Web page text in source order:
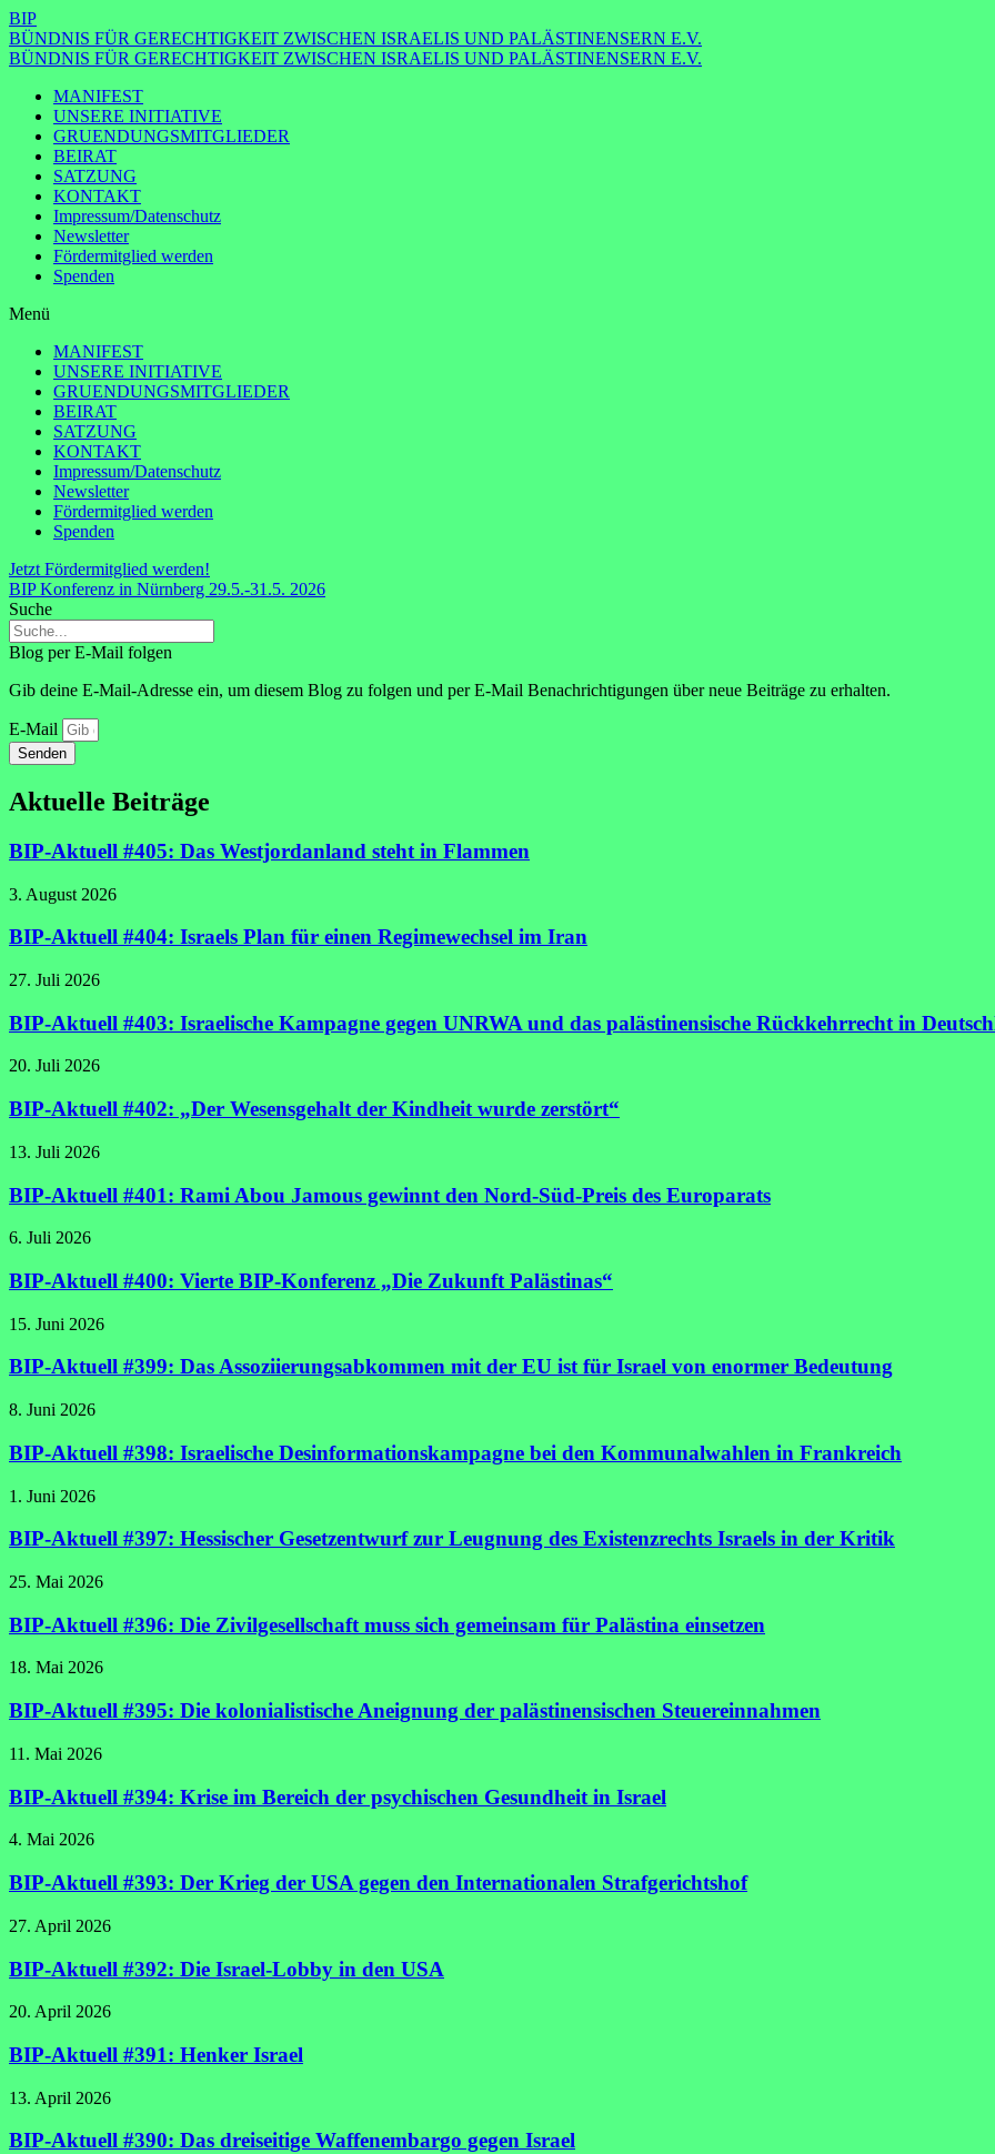
BIP
BÜNDNIS FÜR GERECHTIGKEIT ZWISCHEN ISRAELIS UND PALÄSTINENSERN E.V.
BÜNDNIS FÜR GERECHTIGKEIT ZWISCHEN ISRAELIS UND PALÄSTINENSERN E.V.
MANIFEST
UNSERE INITIATIVE
GRUENDUNGSMITGLIEDER
BEIRAT
SATZUNG
KONTAKT
Impressum/Datenschutz
Newsletter
Fördermitglied werden
Spenden
Menü
MANIFEST
UNSERE INITIATIVE
GRUENDUNGSMITGLIEDER
BEIRAT
SATZUNG
KONTAKT
Impressum/Datenschutz
Newsletter
Fördermitglied werden
Spenden
Jetzt Fördermitglied werden!
BIP Konferenz in Nürnberg 29.5.-31.5. 2026
Suche
Blog per E-Mail folgen
Gib deine E-Mail-Adresse ein, um diesem Blog zu folgen und per E-Mail Benachrichtigungen über neue Beiträge zu erhalten.
E-Mail
Senden
Aktuelle Beiträge
BIP-Aktuell #405: Das Westjordanland steht in Flammen
3. August 2026
BIP-Aktuell #404: Israels Plan für einen Regimewechsel im Iran
27. Juli 2026
BIP-Aktuell #403: Israelische Kampagne gegen UNRWA und das palästinensische Rückkehrrecht in
20. Juli 2026
BIP-Aktuell #402: „Der Wesensgehalt der Kindheit wurde zerstört“
13. Juli 2026
BIP-Aktuell #401: Rami Abou Jamous gewinnt den Nord-Süd-Preis des Europarats
6. Juli 2026
BIP-Aktuell #400: Vierte BIP-Konferenz „Die Zukunft Palästinas“
15. Juni 2026
BIP-Aktuell #399: Das Assoziierungsabkommen mit der EU ist für Israel von enormer Bedeutung
8. Juni 2026
BIP-Aktuell #398: Israelische Desinformationskampagne bei den Kommunalwahlen in Frankreich
1. Juni 2026
BIP-Aktuell #397: Hessischer Gesetzentwurf zur Leugnung des Existenzrechts Israels in der Kritik
25. Mai 2026
BIP-Aktuell #396: Die Zivilgesellschaft muss sich gemeinsam für Palästina einsetzen
18. Mai 2026
BIP-Aktuell #395: Die kolonialistische Aneignung der palästinensischen Steuereinnahmen
11. Mai 2026
BIP-Aktuell #394: Krise im Bereich der psychischen Gesundheit in Israel
4. Mai 2026
BIP-Aktuell #393: Der Krieg der USA gegen den Internationalen Strafgerichtshof
27. April 2026
BIP-Aktuell #392: Die Israel-Lobby in den USA
20. April 2026
BIP-Aktuell #391: Henker Israel
13. April 2026
BIP-Aktuell #390: Das dreiseitige Waffenembargo gegen Israel